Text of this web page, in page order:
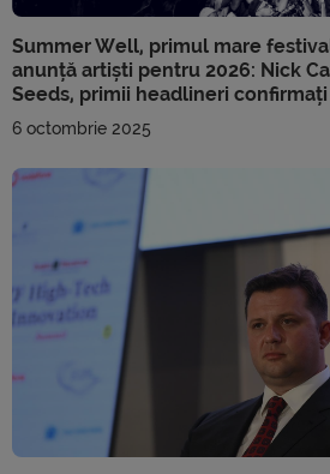
Summer Well, primul mare
anunță artiști pentru 2026: Nick
Seeds, primii headlineri confirmați
6 octombrie 2025